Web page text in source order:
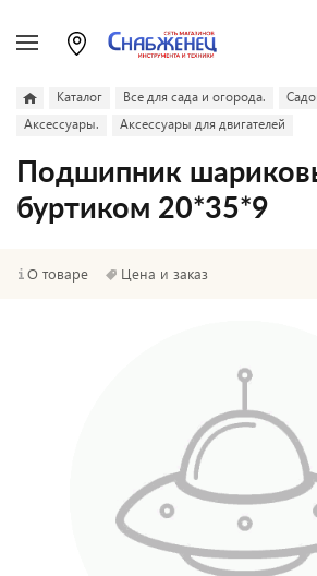
Каталог Все для сада и огорода.
Аксессуары.
Аксессуары для двигателей
Подшипник
буртиком 20*35*9
О товаре Цена и заказ